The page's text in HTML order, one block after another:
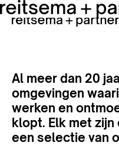
Al meer dan 20
omgevingen
werken en
klopt. Elk met
een selectie van